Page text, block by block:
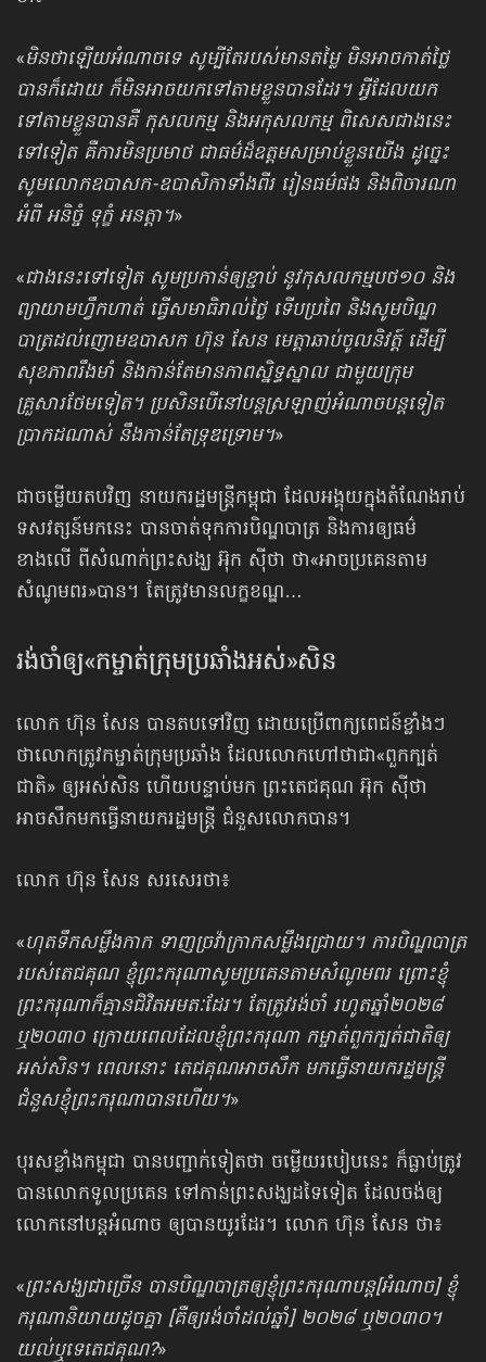
«មិនថាឡើយអំណាចទេ សូម្បីតែ​របស់​មានតម្លៃ មិនអាចកាត់ថ្លៃ
បានក៏ដោយ ក៏មិនអាចយកទៅតាមខ្លួនបានដែរ។ អ្វីដែលយក
ទៅតាមខ្លួនបានគឺ កុសលកម្ម និង​អកុសលកម្ម ពិសេសជាងនេះ
ទៅទៀត គឺការមិនប្រមាថ ជាធម៌ដ៏ឧត្តមសម្រាប់ខ្លួនយើង ដូច្នេះ
សូមលោកឧបាសក-ឧបាសិកាទាំងពីរ រៀនធម៌ផង និងពិចារណា
អំពី អនិច្ចំ ទុក្ខំ អនត្តា។»
«ជាងនេះទៅទៀត សូមប្រកាន់ឲ្យខ្ជាប់ នូវកុសលកម្មបថ១០ និង
ព្យាយាមហ្វឹកហាត់ ធ្វើសមាធិរាល់ថ្ងៃ ទើបប្រពៃ និងសូមបិណ្ឌ
បាត្រដល់ញោមឧបាសក ហ៊ុន សែន មេត្តាឆាប់ចូលនិវត្ត៍ ដើម្បី
សុខភាពរឹងមាំ និងកាន់តែមានភាពស្និទ្ធស្នាល ជាមួយក្រុម
គ្រួសារថែមទៀត។ ប្រសិនបើនៅបន្តស្រឡាញ់អំណាចបន្តទៀត
ប្រាកដណាស់ នឹងកាន់តែទ្រុឌទ្រោម។»
ជាចម្លើយតបវិញ នាយករដ្ឋមន្ត្រីកម្ពុជា ដែលអង្គុយក្នុងតំណែងរាប់
ទសវត្សន៍មកនេះ បានចាត់ទុកការបិណ្ឌបាត្រ និងការឲ្យធម៌
ខាងលើ ពីសំណាក់ព្រះសង្ឃ អ៊ុក ស៊ីថា ថា«អាចប្រគេន​តាម
សំណូមពរ»បាន។ តែត្រូវមានលក្ខខណ្ឌ…
រង់ចាំឲ្យ​«កម្ចាត់​ក្រុមប្រឆាំង​អស់»សិន
លោក ហ៊ុន សែន បានតបទៅវិញ ដោយប្រើពាក្យពេជន៍ខ្លាំងៗ
ថាលោកត្រូវកម្ចាត់ក្រុមប្រឆាំង ដែលលោកហៅថាជា«ពួកក្បត់
ជាតិ» ឲ្យអស់សិន ហើយបន្ទាប់មក ព្រះតេជគុណ អ៊ុក ស៊ីថា
អាចសឹកមកធ្វើនាយករដ្ឋមន្ត្រី ជំនួសលោកបាន។
លោក ហ៊ុន សែន សរសេរថា៖
«ហុតទឹកសម្លឹងកាក ទាញច្រវ៉ាក្រាកសម្លឹងជ្រោយ។ ការបិណ្ឌបាត្រ
របស់តេជគុណ ខ្ញុំព្រះករុណា​សូមប្រគេនតាម​សំណូមពរ ព្រោះខ្ញុំ
ព្រះករុណា​ក៏គ្មានជិវិតអមតៈដែរ។ តែត្រូវរង់ចាំ រហូតឆ្នាំ២០២៨
ឬ២០៣០ ក្រោយពេលដែលខ្ញុំព្រះករុណា កម្ចាត់ពួកក្បត់ជាតិឲ្យ
អស់សិន។ ពេលនោះ តេជគុណអាចសឹក មកធ្វើនាយករដ្ឋមន្ត្រី
ជំនួសខ្ញុំព្រះករុណាបានហើយ។»
បុរសខ្លាំងកម្ពុជា បានបញ្ជាក់ទៀតថា ចម្លើយរបៀបនេះ ក៏ធ្លាប់ត្រូវ
បានលោកទូលប្រគេន ទៅកាន់ព្រះសង្ឃដទៃទៀត ដែលចង់ឲ្យ
លោកនៅបន្តអំណាច ឲ្យបានយូរដែរ។ លោក ហ៊ុន សែន ថា៖
«ព្រះសង្ឃជាច្រើន បានបិណ្ឌបាត្រឲ្យខ្ញុំព្រះករុណាបន្ត[អំណាច] ខ្ញុំ
ករុណានិយាយដូចគ្នា [គឺឲ្យរង់ចាំដល់ឆ្នាំ] ២០២៨ ឬ២០៣០។
យល់ឬទេតេជគុណ?»